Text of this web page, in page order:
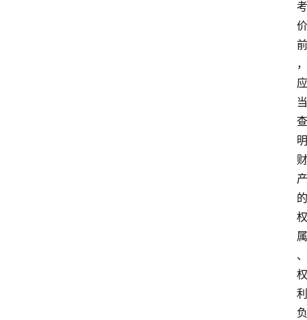
考
价
前
，
应
当
查
明
财
产
的
权
属
、
权
利
负